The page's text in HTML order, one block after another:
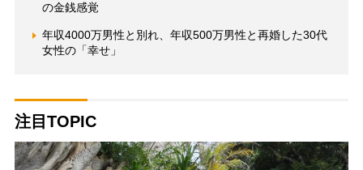
の金銭感覚
年収4000万男性と別れ、年収500万男性と再婚した30代
女性の「幸せ」
注目TOPIC